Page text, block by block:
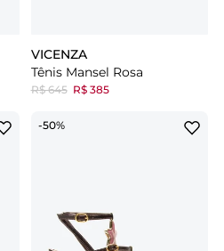
VICENZA
Tênis Mansel Rosa
R$ 645 R$ 385
-50%